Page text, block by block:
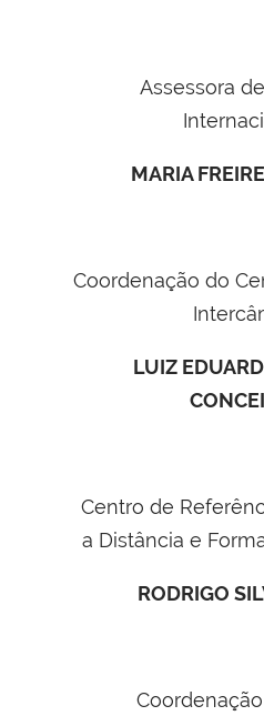
Assessora
MARIA
Coordenação do
LUIZ
Centro de
a Distância e
RODRIGO